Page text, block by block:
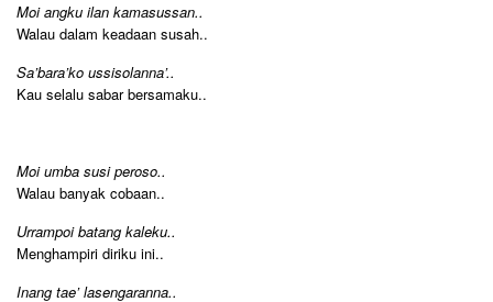
Moi angku ilan kamasussan..
Walau dalam keadaan susah..
Sa’bara’ko ussisolanna’..
Kau selalu sabar bersamaku..
Moi umba susi peroso..
Walau banyak cobaan..
Urrampoi batang kaleku..
Menghampiri diriku ini..
Inang tae’ lasengaranna..